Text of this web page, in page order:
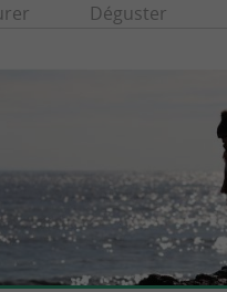
Déguster